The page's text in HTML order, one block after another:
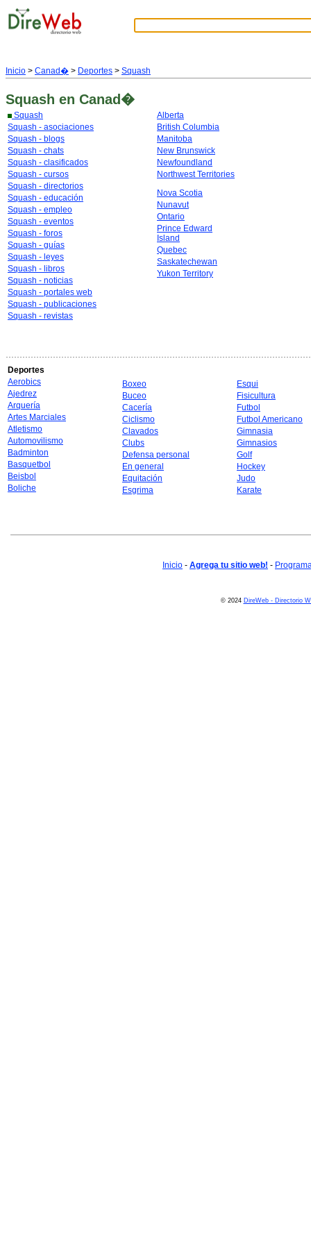
Inicio > Canad� > Deportes > Squash
Squash en Canad�
Squash
Squash - asociaciones
Squash - blogs
Squash - chats
Squash - clasificados
Squash - cursos
Squash - directorios
Squash - educación
Squash - empleo
Squash - eventos
Squash - foros
Squash - guías
Squash - leyes
Squash - libros
Squash - noticias
Squash - portales web
Squash - publicaciones
Squash - revistas
Alberta
British Columbia
Manitoba
New Brunswick
Newfoundland
Northwest Territories
Nova Scotia
Nunavut
Ontario
Prince Edward
Island
Quebec
Saskatechewan
Yukon Territory
Deportes
Aerobics
Ajedrez
Arquería
Artes Marciales
Atletismo
Automovilismo
Badminton
Basquetbol
Beisbol
Boliche
Boxeo
Buceo
Cacería
Ciclismo
Clavados
Clubs
Defensa personal
En general
Equitación
Esgrima
Esqui
Fisicultura
Futbol
Futbol Americano
Gimnasia
Gimnasios
Golf
Hockey
Judo
Karate
Inicio - Agrega tu sitio web! -
© 2024 DireWeb - Directorio